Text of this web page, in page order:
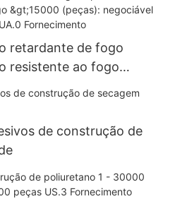
retardante de fogo
resistente ao fogo
(dias) 6000-29999
de construção de